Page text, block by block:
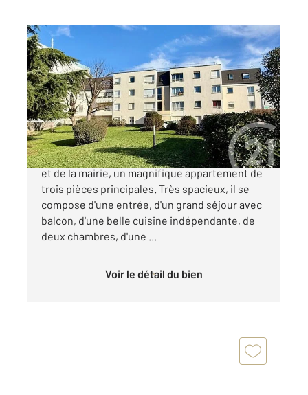
LIVRY GARGAN 93
71,65 m
Ref : 21125
Appartement F3 à vendre
199 000 €
LIVRY-GARGAN - A proximité des commerces
et de la mairie, un magnifique appartement de
trois pièces principales. Très spacieux, il se
compose d'une entrée, d'un grand séjour avec
balcon, d'une belle cuisine indépendante, de
deux chambres, d'une ...
Voir le détail du bien